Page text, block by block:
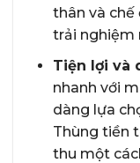
thân và chế
trải nghiệm
Tiện lợi và
nhanh với
dàng lựa
Thùng tiền
thu một